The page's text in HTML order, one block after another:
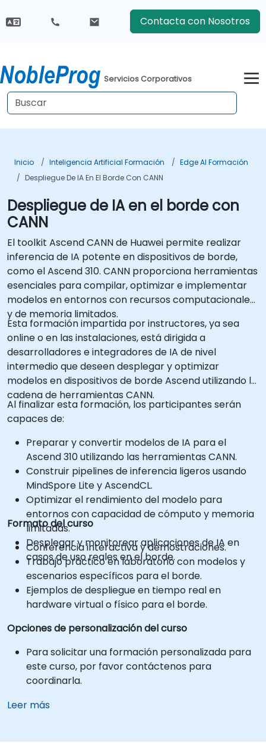
Contacta con Nosotros
Servicios Corporativos
Inicio Inteligencia Artificial Formación
Edge AI Formación
Despliegue De IA En El Borde Con CANN
Despliegue de IA en el borde con
CANN
El toolkit Ascend CANN de Huawei permite realizar
inferencia de IA potente en dispositivos de borde,
como el Ascend 310. CANN proporciona herramientas
esenciales para compilar, optimizar e implementar
modelos en entornos con recursos computacionales
y de memoria limitados.
Esta formación impartida por instructores, ya sea
online o en las instalaciones, está dirigida a
desarrolladores e integradores de IA de nivel
intermedio que deseen desplegar y optimizar
modelos en dispositivos de borde Ascend utilizando la
cadena de herramientas CANN.
Al finalizar esta formación, los participantes serán
capaces de:
Preparar y convertir modelos de IA para el
Ascend 310 utilizando las herramientas CANN.
Construir pipelines de inferencia ligeros usando
MindSpore Lite y AscendCL.
Optimizar el rendimiento del modelo para
entornos con capacidad de cómputo y memoria
limitadas.
Desplegar y monitorear aplicaciones de IA en
casos de uso reales en el borde.
Formato del curso
Conferencia interactiva y demostraciones.
Trabajo práctico en laboratorio con modelos y
escenarios específicos para el borde.
Ejemplos de despliegue en tiempo real en
hardware virtual o físico para el borde.
Opciones de personalización del curso
Para solicitar una formación personalizada para
este curso, por favor contáctenos para
coordinarla.
Leer más